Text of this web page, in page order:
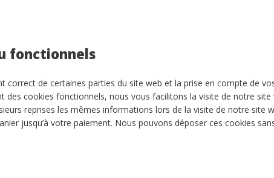
fonctionnels
correct de certaines parties du site web et la prise en compte de
des cookies fonctionnels, nous vous facilitons la visite de notre site
reprises les mêmes informations lors de la visite de notre site
jusqu’à votre paiement. Nous pouvons déposer ces cookies